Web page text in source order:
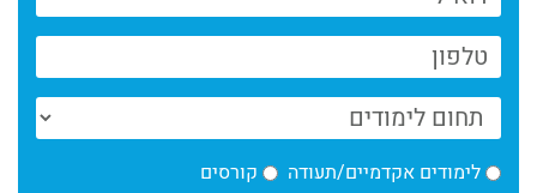
ניוזלטר המחלקה לקולנוע//יולי 2025
קרא עוד >
המחלקה לקולנוע//יוני 2025
קרא עוד >
לימודים אקדמיים/תעודה קורסים